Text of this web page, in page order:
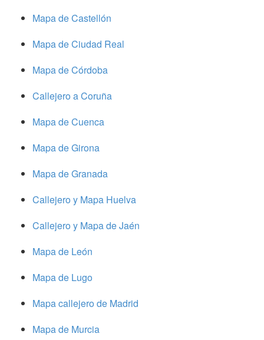
Mapa de Castellón
Mapa de Ciudad Real
Mapa de Córdoba
Callejero a Coruña
Mapa de Cuenca
Mapa de Girona
Mapa de Granada
Callejero y Mapa Huelva
Callejero y Mapa de Jaén
Mapa de León
Mapa de Lugo
Mapa callejero de Madrid
Mapa de Murcia